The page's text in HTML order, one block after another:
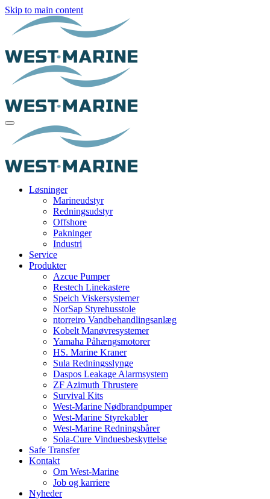
Skip to main content
Løsninger
Marineudstyr
Redningsudstyr
Offshore
Pakninger
Industri
Service
Produkter
Azcue Pumper
Restech Linekastere
Speich Viskersystemer
NorSap Styrehusstole
ntorreiro Vandbehandlingsanlæg
Kobelt Manøvresystemer
Yamaha Påhængsmotorer
HS. Marine Kraner
Sula Redningsslynge
Daspos Leakage Alarmsystem
ZF Azimuth Thrustere
Survival Kits
West-Marine Nødbrandpumper
West-Marine Styrekabler
West-Marine Redningsbårer
Sola-Cure Vinduesbeskyttelse
Safe Transfer
Kontakt
Om West-Marine
Job og karriere
Nyheder